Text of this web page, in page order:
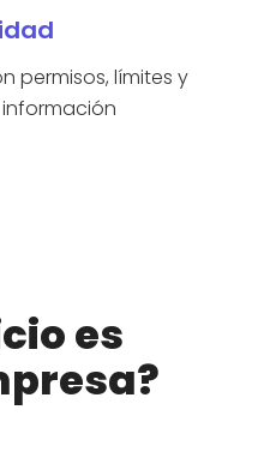
permisos, límites y
es